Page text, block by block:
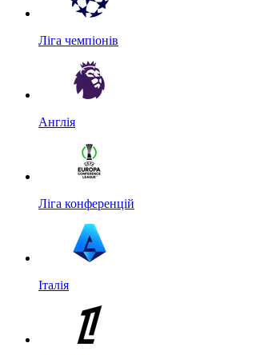
Ліга чемпіонів
Англія
Ліга конференцій
Італія